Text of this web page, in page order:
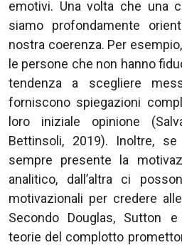
emotivi. Una volta che una
siamo profondamente
nostra coerenza. Per
le persone che non hanno
tendenza a scegliere
forniscono spiegazioni
loro iniziale opinione
Bettinsoli, 2019). Inoltre,
sempre presente la
analitico, dall’altra ci
motivazionali per credere
Secondo Douglas, Sutton
teorie del complotto